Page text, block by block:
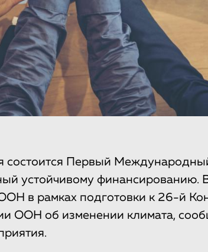
состоится Первый
устойчивому финансированию.
в рамках подготовки к 26-й
ООН об изменении климата,